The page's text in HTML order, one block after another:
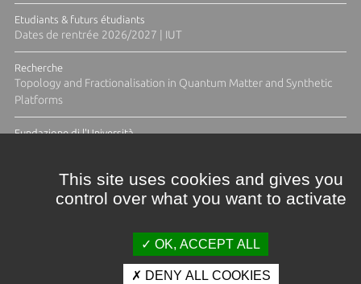
Etudiants & futurs étudiants
Dates de rentrée 2026/2027 | IUT
Recherche
Topology and Fractionalisation in Quantum Matter and Synthetic
Platforms
Fundazione di l'Università
This site uses cookies and gives you
control over what you want to activate
OK, ACCEPT ALL
DENY ALL COOKIES